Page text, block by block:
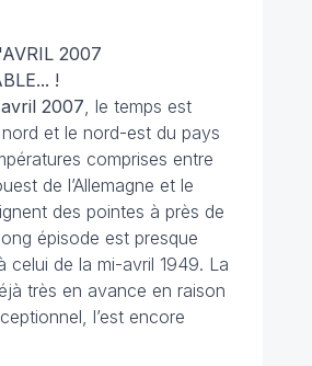
2007
!
2007, le temps est
et le nord-est du pays
comprises entre
de l’Allemagne et le
des pointes à près de
épisode est presque
celui de la mi-avril 1949. La
très en avance en raison
l’est encore